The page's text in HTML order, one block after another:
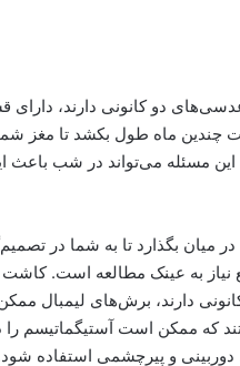
عدسی‌های دو کانونی دارند،
چندین ماه طول بکشد تا مغز
مسئله می‌تواند در شب باعث
میان بگذارد تا به شما در
نیاز به عینک مطالعه است.
دارند، برش‌های لیمبال
که ممکن است آستیگماتیسم
دوربینی و پیرچشمی استفاده